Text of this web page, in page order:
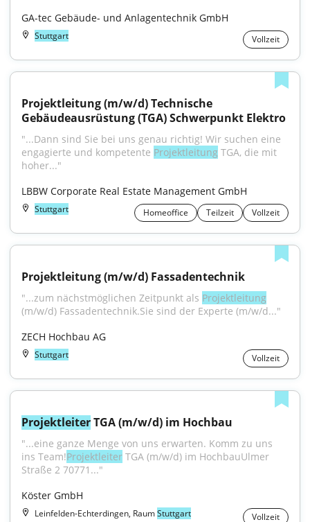
GA-tec Gebäude- und Anlagentechnik GmbH
Stuttgart Vollzeit
Projektleitung (m/w/d) Technische
Gebäudeausrüstung (TGA) Schwerpunkt Elektro
"...Dann sind Sie bei uns genau richtig! Wir suchen eine
engagierte und kompetente Projektleitung TGA, die mit
hoher..."
LBBW Corporate Real Estate Management GmbH
Stuttgart Homeoffice Teilzeit Vollzeit
Projektleitung (m/w/d) Fassadentechnik
"...zum nächstmöglichen Zeitpunkt als Projektleitung
(m/w/d) Fassadentechnik.Sie sind der Experte (m/w/d..."
ZECH Hochbau AG
Stuttgart Vollzeit
Projektleiter TGA (m/w/d) im Hochbau
"...eine ganze Menge von uns erwarten. Komm zu uns
ins Team!Projektleiter TGA (m/w/d) im HochbauUlmer
Straße 2 70771..."
Köster GmbH
Leinfelden-Echterdingen, RaumStuttgart Vollzeit